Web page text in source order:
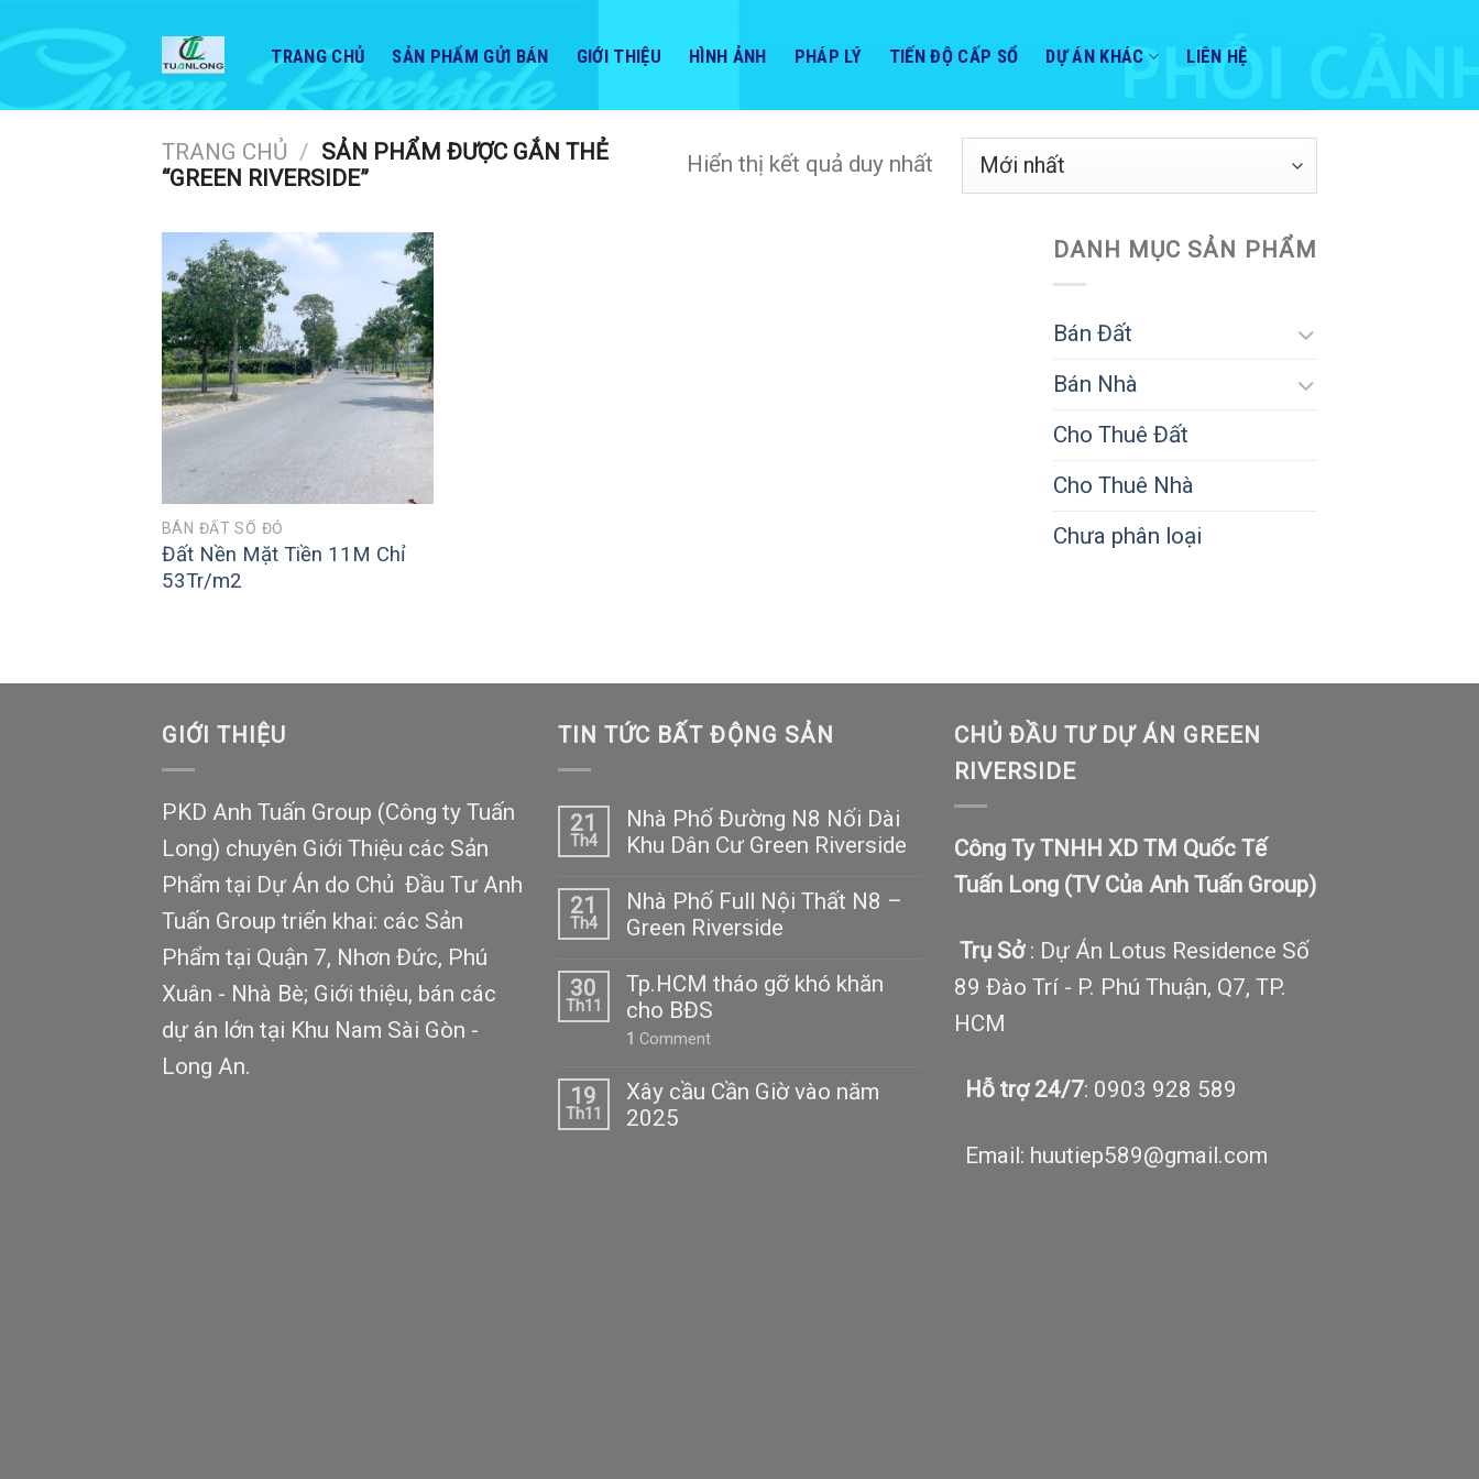
to
content
TRANG CHỦ SẢN PHẨM GỬI BÁN GIỚI THIỆU HÌNH ẢNH PHÁP LÝ TIẾN ĐỘ CẤP SỔ DỰ ÁN KHÁC LIÊN HỆ
TRANG CHỦ / SẢN PHẨM ĐƯỢC GẮN THẺ
“GREEN RIVERSIDE”
Hiển thị kết quả duy nhất
BÁN ĐẤT SỔ ĐỎ
Đất Nền Mặt Tiền 11M Chỉ
53Tr/m2
DANH MỤC SẢN PHẨM
Bán Đất
Bán Nhà
Cho Thuê Đất
Cho Thuê Nhà
Chưa phân loại
GIỚI THIỆU
PKD Anh Tuấn Group (Công ty Tuấn
Long) chuyên Giới Thiệu các Sản
Phẩm tại Dự Án do Chủ Đầu Tư Anh
Tuấn Group triển khai: các Sản
Phẩm tại Quận 7, Nhơn Đức, Phú
Xuân - Nhà Bè; Giới thiệu, bán các
dự án lớn tại Khu Nam Sài Gòn -
Long An.
TIN TỨC BẤT ĐỘNG SẢN
21
Th4
Nhà Phố Đường N8 Nối Dài
Khu Dân Cư Green Riverside
21
Th4
Nhà Phố Full Nội Thất N8 –
Green Riverside
30
Th11
Tp.HCM tháo gỡ khó khăn
cho BĐS
1 Comment
19
Th11
Xây cầu Cần Giờ vào năm
2025
CHỦ ĐẦU TƯ DỰ ÁN GREEN
RIVERSIDE
Công Ty TNHH XD TM Quốc Tế
Tuấn Long (TV Của Anh Tuấn Group)
Trụ Sở: Dự Án Lotus Residence Số
89 Đào Trí - P. Phú Thuận, Q7, TP.
HCM
Hỗ trợ 24/7: 0903 928 589
Email: huutiep589@gmail.com